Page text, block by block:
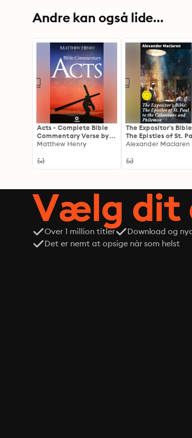
Andre kan også lide...
Acts - Complete Bible
Commentary Verse by
Verse
Matthew Henry
The Expositor's
The Epistles of St.
to the Colossians and
edition. Insightful
Alexander Maclaren
Vælg dit
Over 1 million titler Download og
Det er nemt at opsige når som helst